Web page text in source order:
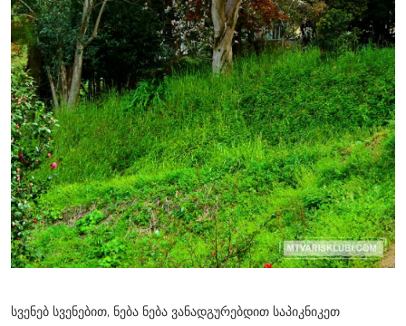
სვენებ სვენებით, ნება ნება ვანადგურებდით საპიკნიკეთ